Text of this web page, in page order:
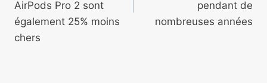
AirPods Pro 2 sont
également 25% moins
chers
pendant de
nombreuses années